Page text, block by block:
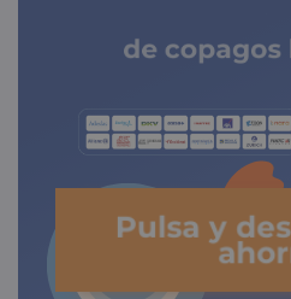
de copagos
Pulsa y